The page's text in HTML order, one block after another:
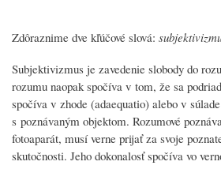
Zdôraznime dve kľúčové slová:
Subjektivizmus je zavedenie slobody do
rozumu naopak spočíva v tom, že sa
spočíva v zhode (adaequatio) alebo v
s poznávaným objektom. Rozumové
fotoaparát, musí verne prijať za svoje
skutočnosti. Jeho dokonalosť spočíva vo